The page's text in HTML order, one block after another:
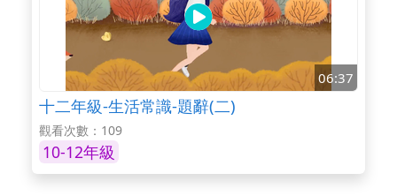
06:37
十二年級-生活常識-題辭(二)
觀看次數：109
10-12年級